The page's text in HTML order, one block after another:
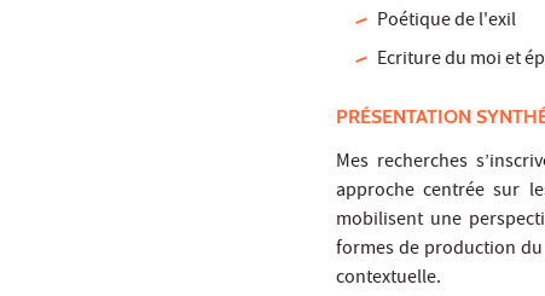
Poétique de l'exil
Ecriture du moi et
PRÉSENTATION
Mes recherches
approche centrée sur
mobilisent une
formes de production
contextuelle.